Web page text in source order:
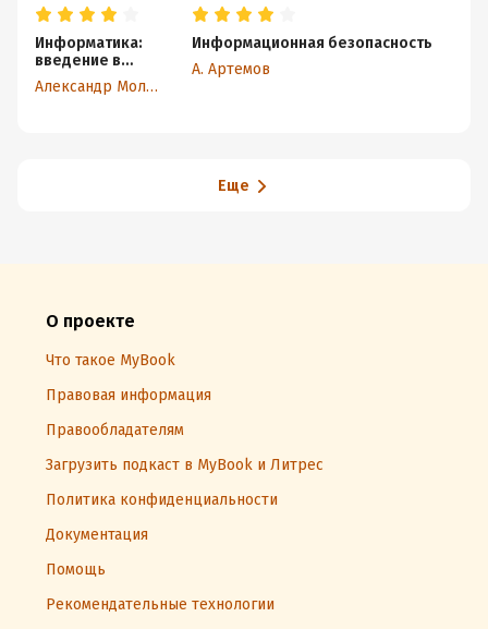
Информатика:
введение в
информационну
ю безопасность
Александр Молдовян
Информационная безопасность
А. Артемов
Еще
О проекте
Что такое MyBook
Правовая информация
Правообладателям
Загрузить подкаст в MyBook и Литрес
Политика конфиденциальности
Документация
Помощь
Рекомендательные технологии